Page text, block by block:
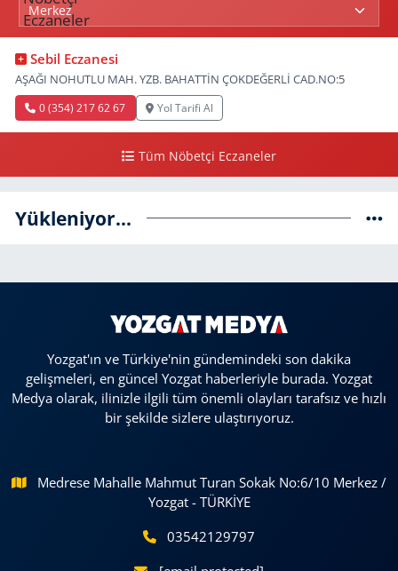
Sebil Eczanesi
AŞAĞI NOHUTLU MAH. YZB. BAHATTİN ÇOKDEĞERLİ CAD.NO:5
0 (354) 217 62 67 Yol Tarifi Al
Tüm Nöbetçi Eczaneler
Yükleniyor...
Yozgat'ın ve Türkiye'nin gündemindeki son dakika
gelişmeleri, en güncel Yozgat haberleriyle burada. Yozgat
Medya olarak, ilinizle ilgili tüm önemli olayları tarafsız ve hızlı
bir şekilde sizlere ulaştırıyoruz.
Medrese Mahalle Mahmut Turan Sokak No:6/10 Merkez /
Yozgat - TÜRKİYE
03542129797